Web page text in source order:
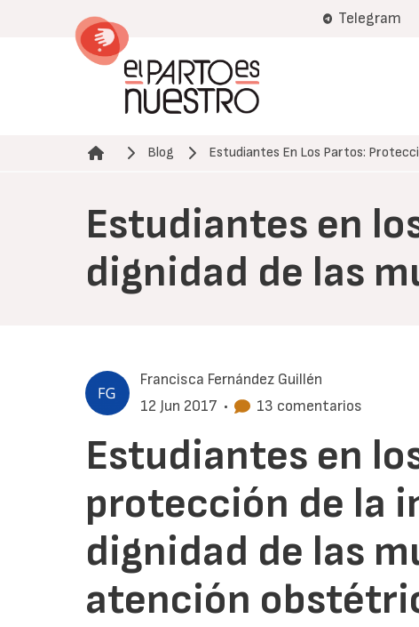
Telegram
Ruta de navegación
Blog Estudiantes En Los Partos:
Estudiantes en
dignidad de las
Francisca Fernández Guillén
12 Jun 2017 • 13 comentarios
Estudiantes en
protección de la
dignidad de las
atención